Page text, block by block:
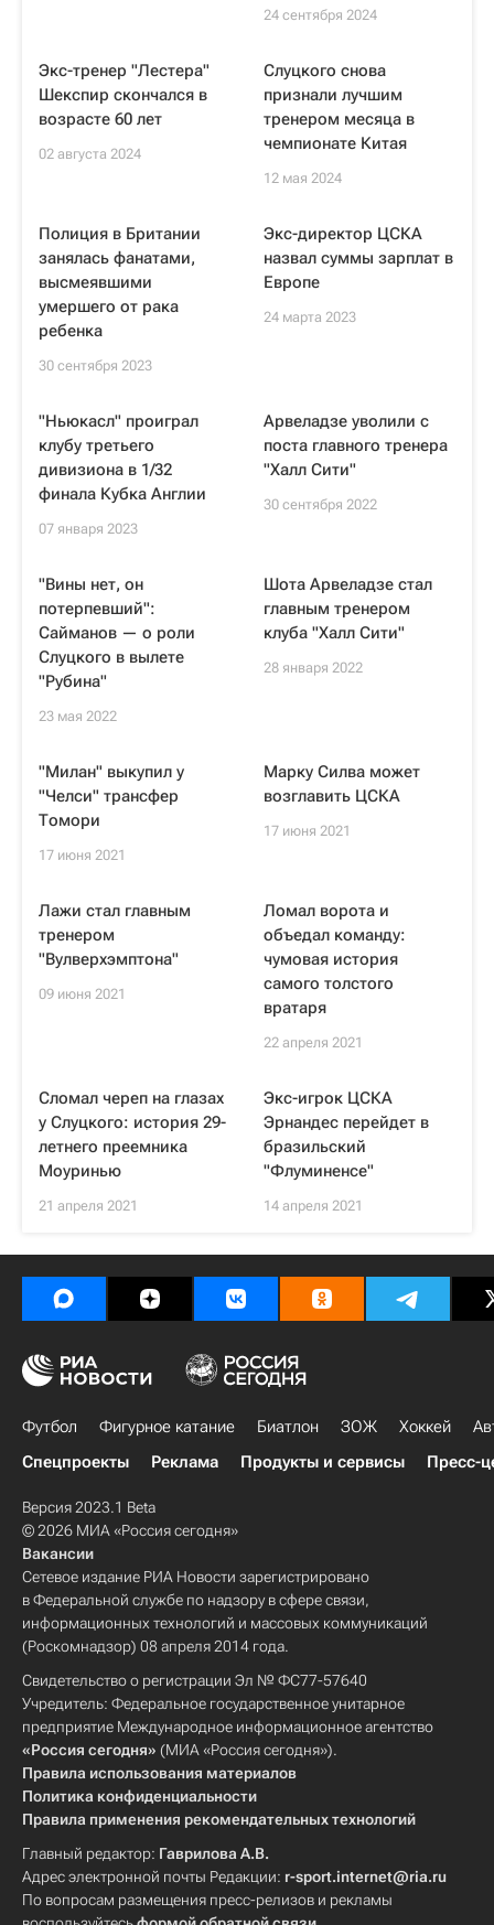
24 сентября 2024
Экс-тренер "Лестера"
Шекспир скончался в
возрасте 60 лет
02 августа 2024
Слуцкого снова
признали лучшим
тренером месяца в
чемпионате Китая
12 мая 2024
Полиция в Британии
занялась фанатами,
высмеявшими
умершего от рака
ребенка
30 сентября 2023
Экс-директор ЦСКА
назвал суммы зарплат в
Европе
24 марта 2023
"Ньюкасл" проиграл
клубу третьего
дивизиона в 1/32
финала Кубка Англии
07 января 2023
Арвеладзе уволили с
поста главного тренера
"Халл Сити"
30 сентября 2022
"Вины нет, он
потерпевший":
Сайманов — о роли
Слуцкого в вылете
"Рубина"
23 мая 2022
Шота Арвеладзе стал
главным тренером
клуба "Халл Сити"
28 января 2022
"Милан" выкупил у
"Челси" трансфер
Томори
17 июня 2021
Марку Силва может
возглавить ЦСКА
17 июня 2021
Лажи стал главным
тренером
"Вулверхэмптона"
09 июня 2021
Ломал ворота и
объедал команду:
чумовая история
самого толстого
вратаря
22 апреля 2021
Сломал череп на глазах
у Слуцкого: история 29-
летнего преемника
Моуринью
21 апреля 2021
Экс-игрок ЦСКА
Эрнандес перейдет в
бразильский
"Флуминенсе"
14 апреля 2021
Футбол Фигурное катание Биатлон ЗОЖ Хоккей
Спецпроекты
Реклама Продукты и сервисы Пресс-
Версия 2023.1 Beta
© 2026 МИА «Россия сегодня»
Вакансии
Сетевое издание РИА Новости зарегистрировано
в Федеральной службе по надзору в сфере связи,
информационных технологий и массовых коммуникаций
(Роскомнадзор) 08 апреля 2014 года.
Свидетельство о регистрации Эл № ФС77-57640
Учредитель: Федеральное государственное унитарное
предприятие Международное информационное агентство
«Россия сегодня» (МИА «Россия сегодня»).
Правила использования материалов
Политика конфиденциальности
Правила применения рекомендательных технологий
Главный редактор: Гаврилова А.В.
Адрес электронной почты Редакции: r-sport.internet@ria.ru
По вопросам размещения пресс-релизов и рекламы